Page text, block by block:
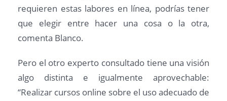
requieren estas labores en línea, podrías tener
que elegir entre hacer una cosa o la otra,
comenta Blanco.
Pero el otro experto consultado tiene una visión
algo distinta e igualmente aprovechable:
“Realizar cursos online sobre el uso adecuado de